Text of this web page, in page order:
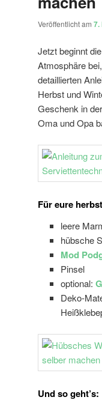
Veröffentlicht am 7.
Jetzt beginnt
Atmosphäre
detaillierten
Herbst und
Geschenk in
Oma und Opa
Für eure
leere
hübsche
Mod
Pinsel
optional:
Deko-
Und so geht’s: